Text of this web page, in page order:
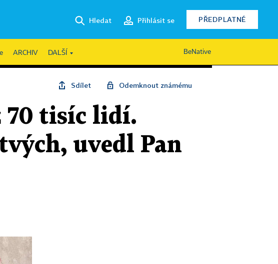
Hledat Přihlásit se PŘEDPLATNÉ
ARCHIV DALŠÍ BeNative
Sdílet Odemknout známému
70 tisíc lidí.
uvedl Pan